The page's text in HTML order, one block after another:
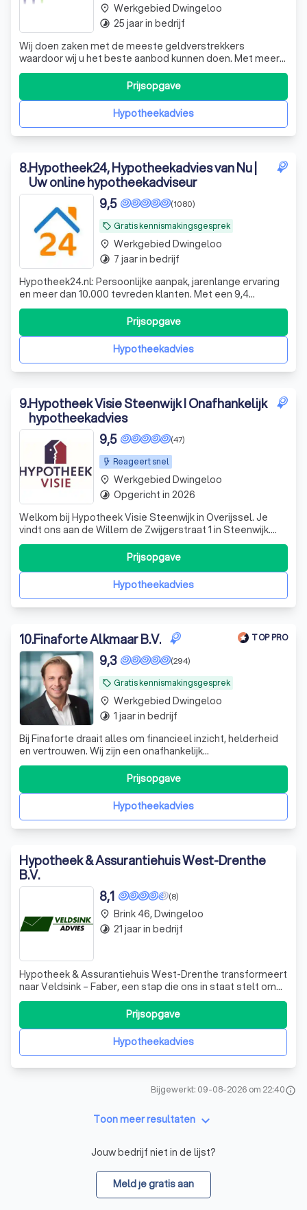
Wij doen zaken met de meeste geldverstrekkers
waardoor wij u het beste aanbod kunnen doen. Met meer
dan 15 jaar ervaring bieden wij altijd een betrouwbaar
advies en een totaalpakket aan oplossingen.
Hypotheekadvies
Prijsopgave
place Werkgebied Dwingeloo
timelapse 25 jaar in bedrijf
8.Hypotheek24, Hypotheekadvies van Nu |
Uw online hypotheekadviseur
local_offer Gratis kennismakingsgesprek
(1080)
9,5
Hypotheek24.nl: Persoonlijke aanpak, jarenlange ervaring
en meer dan 10.000 tevreden klanten. Met een 9,4
beoordeling op Kiyoh bieden wij deskundig, transparant en
op maat gemaakt hypotheekadvies.
Hypotheekadvies
Prijsopgave
place Werkgebied Dwingeloo
timelapse 7 jaar in bedrijf
9.Hypotheek Visie Steenwijk I Onafhankelijk
hypotheekadvies
Reageert snel
(47)
9,5
Welkom bij Hypotheek Visie Steenwijk in Overijssel. Je
vindt ons aan de Willem de Zwijgerstraat 1 in Steenwijk.
Koop je een eerste huis, ga je verhuizen of wil je je
hypotheek oversluiten? Vanuit dit mooie kantoor helpt
Rosa je samen met Van Stenwic Makelaardij.
Hypotheekadvies
Prijsopgave
place Werkgebied Dwingeloo
timelapse Opgericht in 2026
10.Finaforte Alkmaar B.V. TOP PRO
local_offer Gratis kennismakingsgesprek
(294)
9,3
Bij Finaforte draait alles om financieel inzicht, helderheid
en vertrouwen. Wij zijn een onafhankelijk
hypotheekadvieskantoor in Alkmaar dat zich richt op
persoonlijke begeleiding en financieel advies
Hypotheekadvies
Prijsopgave
place Werkgebied Dwingeloo
timelapse 1 jaar in bedrijf
Hypotheek & Assurantiehuis West-Drenthe
B.V.
(8)
8,1
Hypotheek & Assurantiehuis West-Drenthe transformeert
naar Veldsink – Faber, een stap die ons in staat stelt om
onze dienstverlening te versterken in een dynamische
markt. Als onderdeel van het gerenommeerde
familiebedrijf Veldsink Advies, dat sinds 1979
onafhankelijk financieel advies biedt aan zow
Hypotheekadvies
Prijsopgave
place Brink 46, Dwingeloo
timelapse 21 jaar in bedrijf
Bijgewerkt: 09-08-2026 om 22:40info
Toon meer resultaten keyboard_arrow_down
Jouw bedrijf niet in de lijst?
Meld je gratis aan